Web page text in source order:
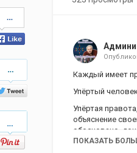
on
Facebook
on
Twitter
Каждый имеет
Упёртый
Упёртая
объяснение
обосновано,
ПОКАЗАТЬ